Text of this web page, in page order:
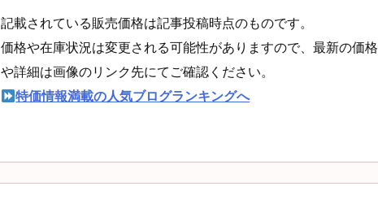
記載されている販売価格は記事投稿時点のものです。
価格や在庫状況は変更される可能性がありますので、最新の価格
や詳細は画像のリンク先にてご確認ください。
特価情報満載の人気ブログランキングへ